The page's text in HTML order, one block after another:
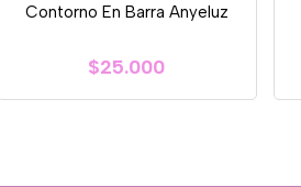
Contorno En Barra Anyeluz
$25.000